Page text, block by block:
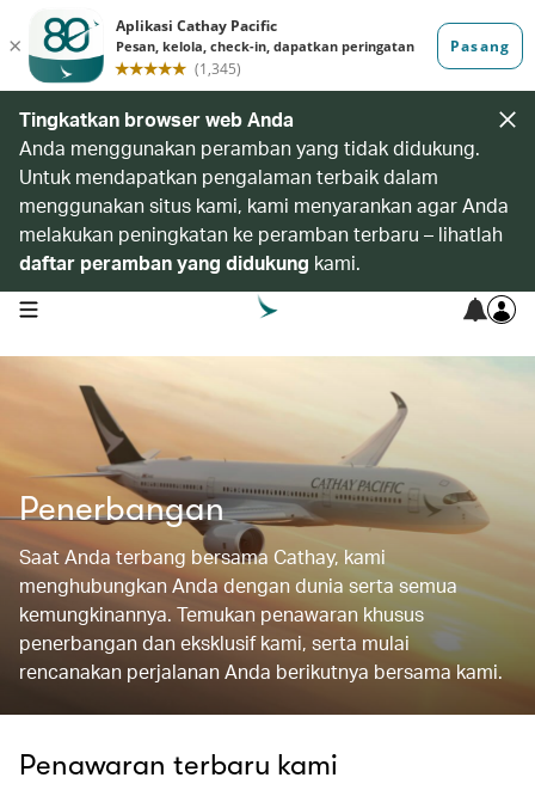
Tingkatkan browser web Anda
Anda menggunakan peramban yang tidak didukung.
Untuk mendapatkan pengalaman terbaik dalam
menggunakan situs kami, kami menyarankan agar Anda
melakukan peningkatan ke peramban terbaru – lihatlah
daftar peramban yang didukung kami.
open navigation menu
Penerbangan
Saat Anda terbang bersama Cathay, kami
menghubungkan Anda dengan dunia serta semua
kemungkinannya. Temukan penawaran khusus
penerbangan dan eksklusif kami, serta mulai
rencanakan perjalanan Anda berikutnya bersama kami.
Penawaran terbaru kami